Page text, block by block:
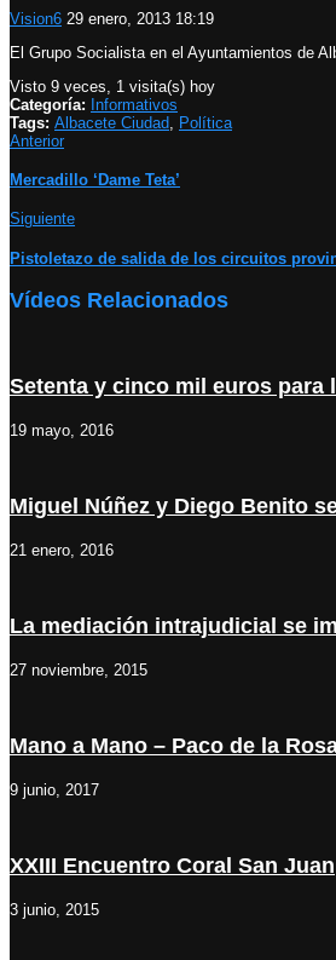
Vision6 29 enero, 2013 18:19
El Grupo Socialista en el Ayuntamientos de
Visto 9 veces, 1 visita(s) hoy
Categoría: Informativos
Tags: Albacete Ciudad
Política
Anterior
Mercadillo ‘Dame Teta’
Siguiente
Pistoletazo de salida de los circuitos
Vídeos Relacionados
Setenta y cinco mil euros para
19 mayo, 2016
Miguel Núñez y Diego Benito
21 enero, 2016
La mediación intrajudicial se
27 noviembre, 2015
Mano a Mano – Paco de la
9 junio, 2017
XXIII Encuentro Coral San Juan
3 junio, 2015